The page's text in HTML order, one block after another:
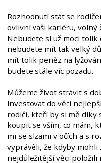
Rozhodnutí stát se
ovlivní vaši kariéru, volný
Nebudete si už moci
nebudete mít tak velký
mít tolik peněz na
budete stále víc pozadu.
Můžeme život strávit s
investovat do věcí
rodiči, kteří by si mě
koupit se vším, co mám,
mi se slzami v očích a s
vyprávěli, že kdyby
nejdůležitější věci položili